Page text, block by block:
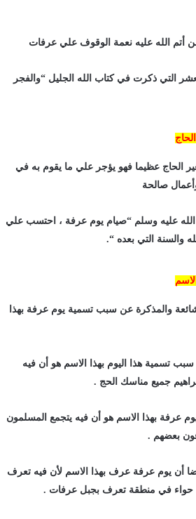
أتم الله عليه نعمة الوقوف علي عرفات
التي ذكرت في كتاب الله الجليل “والفجر
الحاج عظيما فهو يؤجر علي ما يقوم به في
صالحة
عليه وسلم “صيام يوم عرفة ، احتسب علي
والسنة التي بعده “.
والمذكرة عن سبب تسمية يوم عرفة بهذا
تسمية هذا اليوم بهذا الاسم هو أن فيه
جميع مناسك الحج .
عرفة بهذا الاسم هو أن فيه يتجمع المسلمون
بعضهم .
أن يوم عرفة عرف بهذا الاسم لأن فيه تعرف
حواء في منطقة تعرف بجبل عرفات .